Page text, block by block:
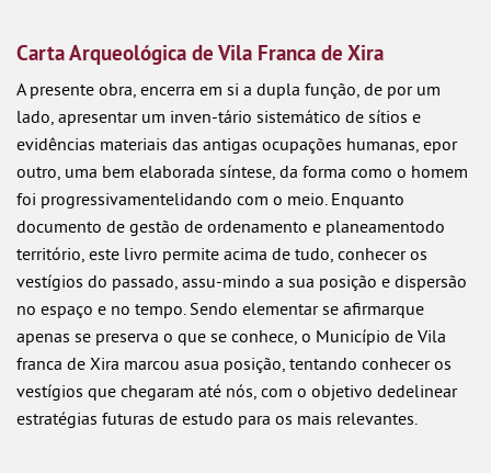
Carta Arqueológica de Vila Franca de Xira
A presente obra, encerra em si a dupla função, de por um
lado, apresentar um inven-tário sistemático de sítios e
evidências materiais das antigas ocupações humanas, epor
outro, uma bem elaborada síntese, da forma como o homem
foi progressivamentelidando com o meio. Enquanto
documento de gestão de ordenamento e planeamentodo
território, este livro permite acima de tudo, conhecer os
vestígios do passado, assu-mindo a sua posição e dispersão
no espaço e no tempo. Sendo elementar se aﬁrmarque
apenas se preserva o que se conhece, o Município de Vila
franca de Xira marcou asua posição, tentando conhecer os
vestígios que chegaram até nós, com o objetivo dedelinear
estratégias futuras de estudo para os mais relevantes.